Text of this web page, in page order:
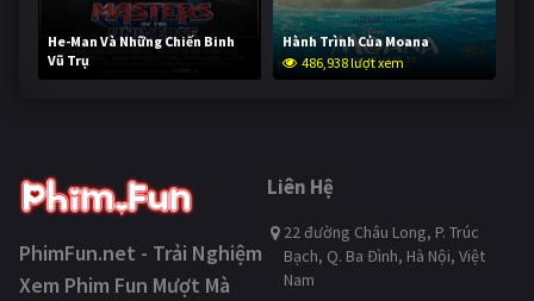
He-Man Và Những Chiến Binh
Vũ Trụ
235,343 lượt xem
Hành Trình Của Moana
486,938 lượt xem
PhimFun.net - Trải Nghiệm
Xem Phim Fun Mượt Mà
Liên Hệ
22 đường Châu Long, P. Trúc
Bạch, Q. Ba Đình, Hà Nội, Việt
Nam